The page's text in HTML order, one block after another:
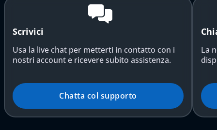
Scrivici
Usa la live chat per metterti in contatto con i
nostri account e ricevere subito assistenza.
Chatta col supporto
La